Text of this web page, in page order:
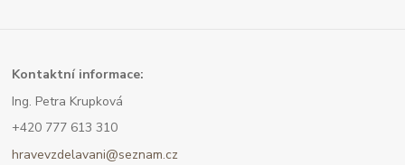
Kontaktní informace:
Ing. Petra Krupková
+420 777 613 310
hravevzdelavani@seznam.cz